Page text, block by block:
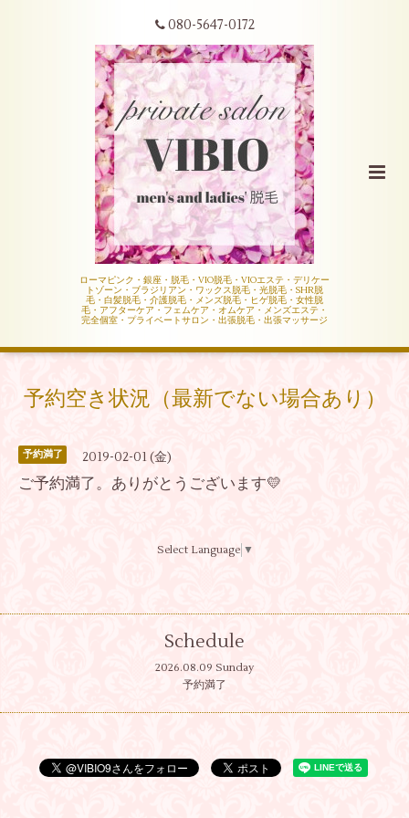
080-5647-0172
ローマピンク・銀座・脱毛・VIO脱毛・VIOエステ・デリケー
トゾーン・ブラジリアン・ワックス脱毛・光脱毛・SHR脱
毛・白髪脱毛・介護脱毛・メンズ脱毛・ヒゲ脱毛・女性脱
毛・アフターケア・フェムケア・オムケア・メンズエステ・
完全個室・プライベートサロン・出張脱毛・出張マッサージ
予約空き状況（最新でない場合あり）
予約満了 2019-02-01 (金)
ご予約満了。ありがとうございます💛
Select Language ▼
Schedule
2026.08.09 Sunday
予約満了